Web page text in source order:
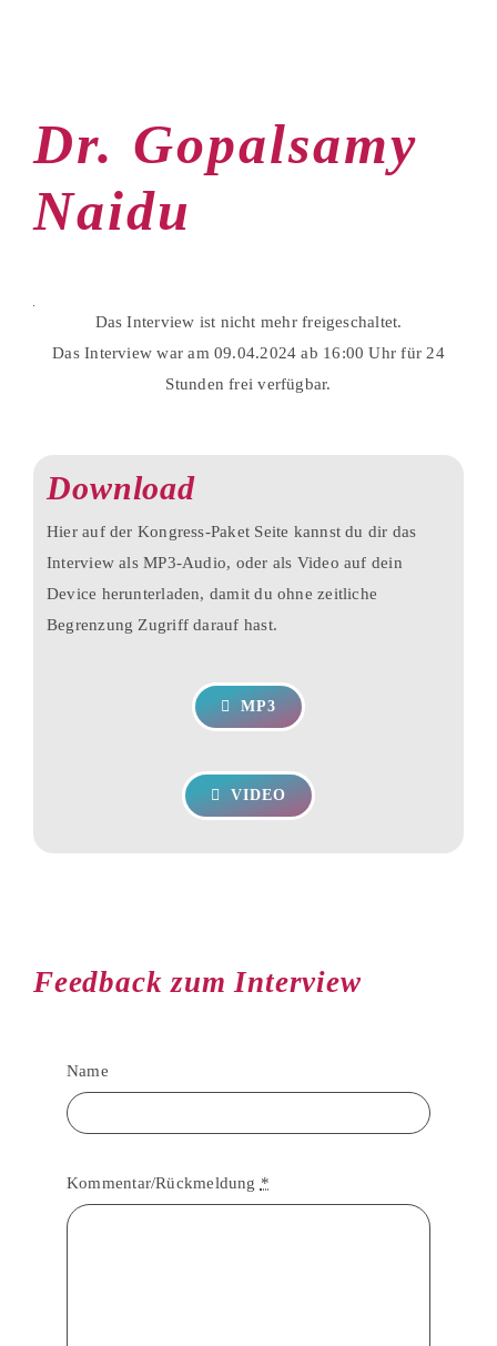
Dr. Gopalsamy
Naidu
Das Interview ist nicht mehr freigeschaltet.
Das Interview war am 09.04.2024 ab 16:00 Uhr für 24
Stunden frei verfügbar.
Download
Hier auf der Kongress-Paket Seite kannst du dir das
Interview als MP3-Audio, oder als Video auf dein
Device herunterladen, damit du ohne zeitliche
Begrenzung Zugriff darauf hast.
MP3
VIDEO
Feedback zum Interview
Name
Kommentar/Rückmeldung *